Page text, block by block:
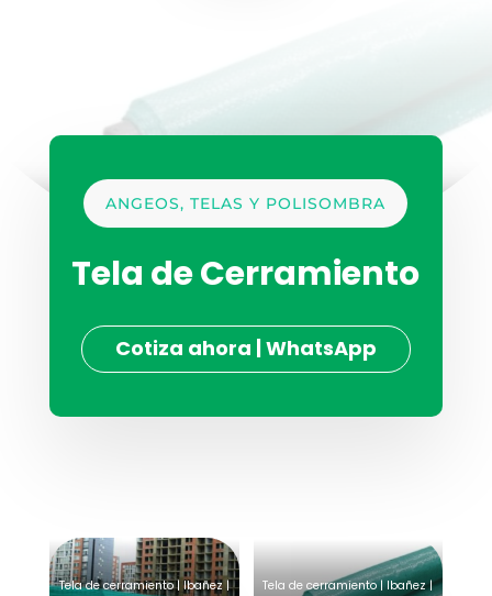
ANGEOS, TELAS Y POLISOMBRA
Tela de Cerramiento
Cotiza ahora | WhatsApp
Tela de cerramiento | Ibañez |
Tela de cerramiento | Ibañez |